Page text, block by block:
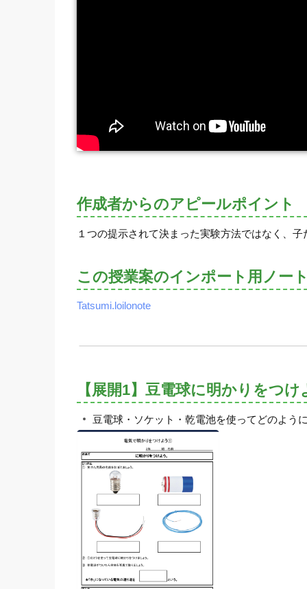
作成者からのアピールポイント
１つの提示されて決まった実験方法ではなく、
この授業案のインポート用ノー
Tatsumi.loilonote
【展開1】豆電球に明かりをつけ
豆電球・ソケット・乾電池を使ってどのよう